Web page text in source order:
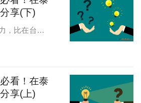
享(下)
，比在台灣
看！在泰
享(上)